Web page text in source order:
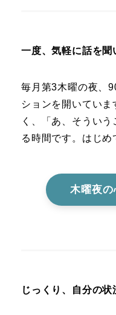
一度、気軽に話を聞
毎月第3木曜の夜、
ションを開いてい
く、「あ、そうい
る時間です。はじめ
木曜夜
じっくり、自分の